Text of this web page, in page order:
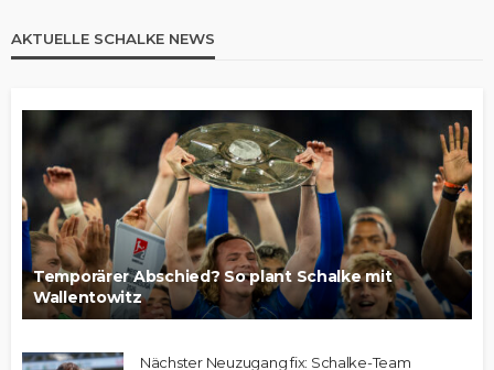
AKTUELLE SCHALKE NEWS
Temporärer Abschied? So plant Schalke mit
Wallentowitz
Nächster Neuzugang fix: Schalke-Team